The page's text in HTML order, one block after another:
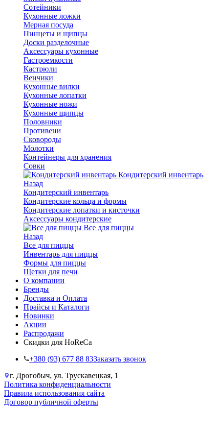
Сотейники
Кухонные ложки
Мерная посуда
Пинцеты и щипцы
Доски разделочные
Аксессуары кухонные
Гастроемкости
Кастрюли
Венчики
Кухонные вилки
Кухонные лопатки
Кухонные ножи
Кухонные щипцы
Половники
Противени
Сковороды
Молотки
Контейнеры для хранения
Совки
Кондитерский инвентарь
Назад
Кондитерский инвентарь
Кондитерские кольца и формы
Кондитерские лопатки и кисточки
Аксессуары кондитерские
Все для пиццы
Назад
Все для пиццы
Инвентарь для пиццы
Формы для пиццы
Щетки для печи
О компании
Бренды
Доставка и Оплата
Прайсы и Каталоги
Новинки
Акции
Распродажи
Скидки для HoReCa
+38‎0 (93) 677 88 83Заказать звонок
г. Дрогобыч, ул. Трускавецкая, 1
Политика конфиденциальности
Правила использования сайта
Договор публичной оферты